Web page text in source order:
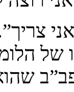
של